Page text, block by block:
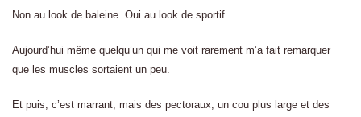
Non au look de baleine. Oui au look de sportif.
Aujourd’hui même quelqu’un qui me voit rarement m’a fait remarquer
que les muscles sortaient un peu.
Et puis, c’est marrant, mais des pectoraux, un cou plus large et des